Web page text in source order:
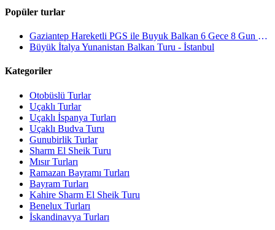
Popüler turlar
Gaziantep Hareketli PGS ile Buyuk Balkan 6 Gece 8 Gun Vizesiz SKP-SKP
Büyük İtalya Yunanistan Balkan Turu - İstanbul
Kategoriler
Otobüslü Turlar
Uçaklı Turlar
Uçaklı İspanya Turları
Uçaklı Budva Turu
Gunubirlik Turlar
Sharm El Sheik Turu
Mısır Turları
Ramazan Bayramı Turları
Bayram Turları
Kahire Sharm El Sheik Turu
Benelux Turları
İskandinavya Turları